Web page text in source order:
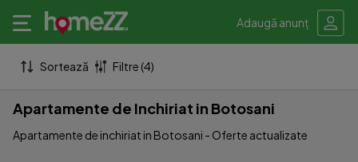
Adaugă anunț
Sortează Filtre (4)
Apartamente de Inchiriat in Botosani
Apartamente de inchiriat in Botosani - Oferte actualizate